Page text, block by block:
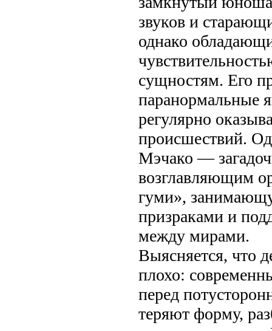
звуков и
однако
сущностям. Его
паранормальные
регулярно
происшествий.
Мэчако —
возглавляющим
гуми»,
призраками и
между мирами.
Выясняется, что
плохо:
перед
теряют форму,